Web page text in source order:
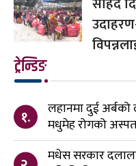
ट्रेन्डिङ
१.
लहानमा दुई
मधुमेह रोगको
मधेस सरकार